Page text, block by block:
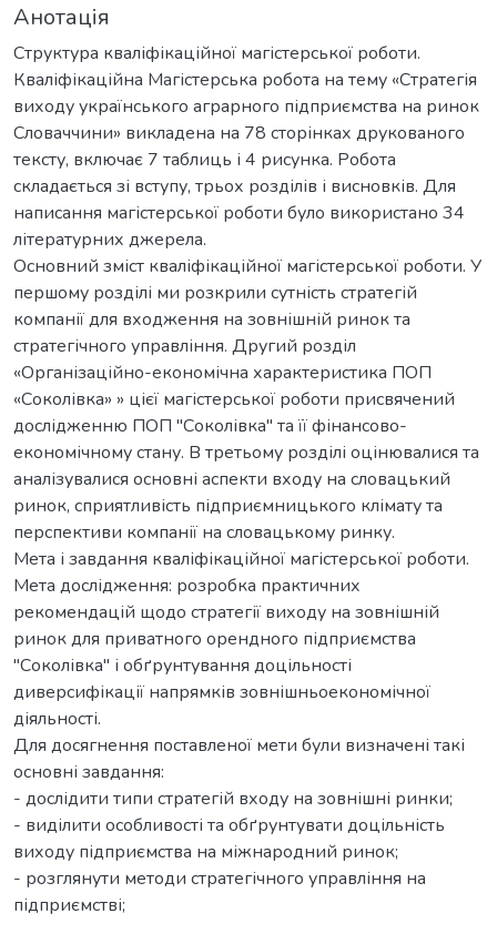
Анотація
Структура кваліфікаційної магістерської роботи.
Кваліфікаційна Магістерська робота на тему «Стратегія
виходу українського аграрного підприємства на ринок
Словаччини» викладена на 78 сторінках друкованого
тексту, включає 7 таблиць і 4 рисунка. Робота
складається зі вступу, трьох розділів і висновків. Для
написання магістерської роботи було використано 34
літературних джерела.
Основний зміст кваліфікаційної магістерської роботи. У
першому розділі ми розкрили сутність стратегій
компанії для входження на зовнішній ринок та
стратегічного управління. Другий розділ
«Організаційно-економічна характеристика ПОП
«Соколівка» » цієї магістерської роботи присвячений
дослідженню ПОП "Соколівка" та її фінансово-
економічному стану. В третьому розділі оцінювалися та
аналізувалися основні аспекти входу на словацький
ринок, сприятливість підприємницького клімату та
перспективи компанії на словацькому ринку.
Мета і завдання кваліфікаційної магістерської роботи.
Мета дослідження: розробка практичних
рекомендацій щодо стратегії виходу на зовнішній
ринок для приватного орендного підприємства
"Соколівка" і обґрунтування доцільності
диверсифікації напрямків зовнішньоекономічної
діяльності.
Для досягнення поставленої мети були визначені такі
основні завдання:
- дослідити типи стратегій входу на зовнішні ринки;
- виділити особливості та обґрунтувати доцільність
виходу підприємства на міжнародний ринок;
- розглянути методи стратегічного управління на
підприємстві;